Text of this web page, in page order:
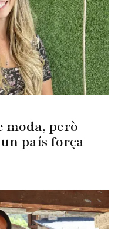
moda, però
país força